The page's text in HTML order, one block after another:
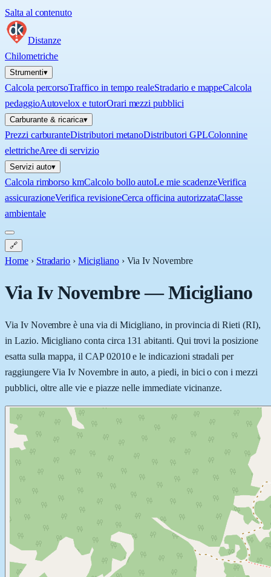
Salta al contenuto
Distanze
Chilometriche
Strumenti▾
Calcola percorsoTraffico in tempo realeStradario e mappeCalcola
pedaggioAutovelox e tutorOrari mezzi pubblici
Carburante & ricarica▾
Prezzi carburanteDistributori metanoDistributori GPLColonnine
elettricheAree di servizio
Servizi auto▾
Calcola rimborso kmCalcolo bollo autoLe mie scadenzeVerifica
assicurazioneVerifica revisioneCerca officina autorizzataClasse
ambientale
🔗
Home › Stradario › Micigliano › Via Iv Novembre
Via Iv Novembre—Micigliano
Via Iv Novembre è una via di Micigliano, in provincia di Rieti (RI),
in Lazio. Micigliano conta circa 131 abitanti. Qui trovi la posizione
esatta sulla mappa, il CAP 02010 e le indicazioni stradali per
raggiungere Via Iv Novembre in auto, a piedi, in bici o con i mezzi
pubblici, oltre alle vie e piazze nelle immediate vicinanze.